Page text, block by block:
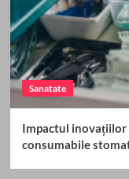
Sanatate
Impactul inovațiilor
consumabile